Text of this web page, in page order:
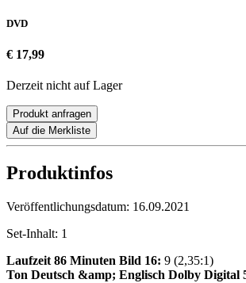
DVD
€ 17,99
Derzeit nicht auf Lager
Produkt anfragen
Auf die Merkliste
Produktinfos
Veröffentlichungsdatum: 16.09.2021
Set-Inhalt: 1
Laufzeit 86 Minuten Bild 16: 9 (2,35:1)
Ton Deutsch &amp; Englisch Dolby Digital